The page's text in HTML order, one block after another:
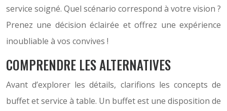
service soigné. Quel scénario correspond à votre vision ?
Prenez une décision éclairée et offrez une expérience
inoubliable à vos convives !
COMPRENDRE LES ALTERNATIVES
Avant d’explorer les détails, clarifions les concepts de
buffet et service à table. Un buffet est une disposition de